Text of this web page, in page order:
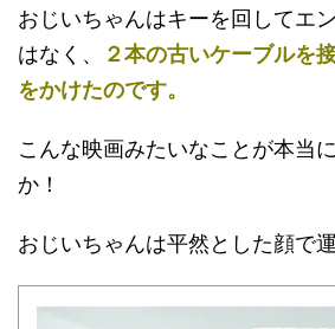
おじいちゃんはキーを回してエ
はなく、
２本の古いケーブルを
をかけたのです。
こんな映画みたいなことが本当
か！
おじいちゃんは平然とした顔で